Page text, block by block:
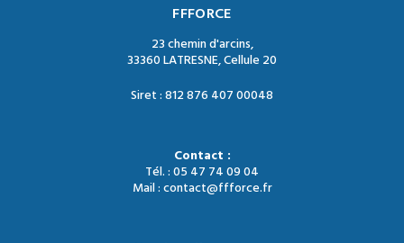
FFFORCE
23 chemin d'arcins,
33360 LATRESNE, Cellule 20
Siret : 812 876 407 00048
Contact :
Tél. : 05 47 74 09 04
Mail : contact@ffforce.fr